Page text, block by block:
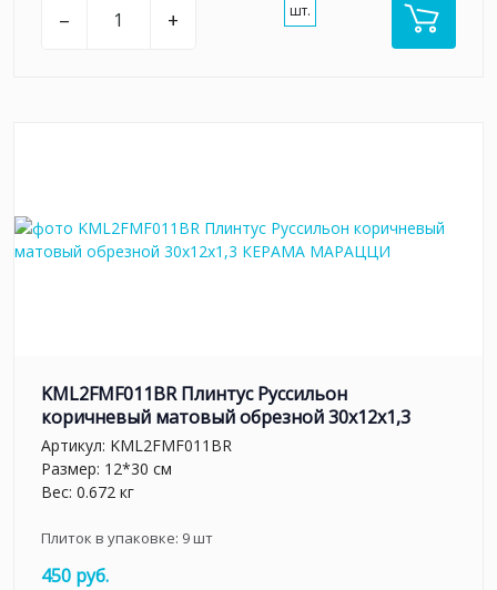
– + шт.
KML2FMF011BR Плинтус Руссильон
коричневый матовый обрезной 30x12x1,3
Артикул: KML2FMF011BR
Размер: 12*30 см
Вес: 0.672 кг
Плиток в упаковке: 9шт
450 руб.